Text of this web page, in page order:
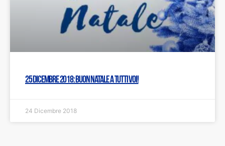
25 dicembre 2018: Buon Natale a tutti voi!
24 Dicembre 2018